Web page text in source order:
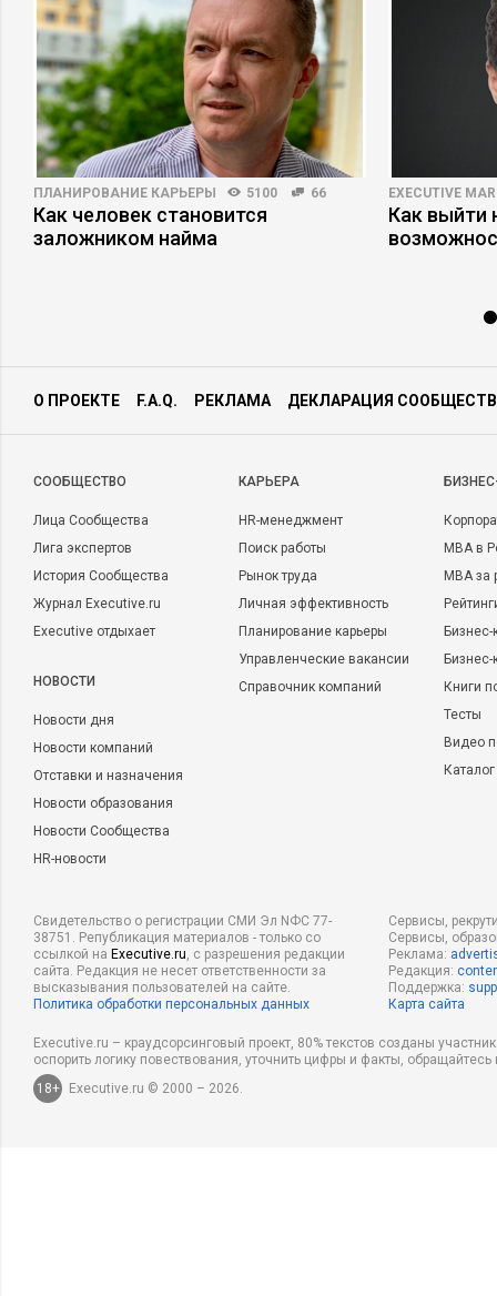
ПЛАНИРОВАНИЕ КАРЬЕРЫ 5100 66
Как человек становится
заложником найма
EXECUTIVE
Как выйти
О ПРОЕКТЕ F.A.Q. РЕКЛАМА ДЕКЛАРАЦИЯ
CООБЩЕСТВО
Лица Сообщества
Лига экспертов
История Сообщества
Журнал Executive.ru
Executive отдыхает
НОВОСТИ
Новости дня
Новости компаний
Отставки и назначения
Новости образования
Новости Сообщества
HR-новости
КАРЬЕРА
HR-менеджмент
Поиск работы
Рынок труда
Личная эффективность
Планирование карьеры
Управленческие вакансии
Справочник компаний
MBA в
MBA
Бизнес-
Книги
Тесты
Видео
Свидетельство о регистрации СМИ Эл NФС 77-
38751. Републикация материалов - только со
ссылкой на Executive.ru, с разрешения редакции
сайта. Редакция не несет ответственности за
высказывания пользователей на сайте.
Политика обработки персональных данных
Сервисы,
Сервисы,
Реклама:
Редакция:
Поддержка:
Карта сайта
Executive.ru – краудсорсинговый проект, 80% текстов созданы
оспорить логику повествования, уточнить цифры и факты,
18+
Executive.ru © 2000 – 2026.